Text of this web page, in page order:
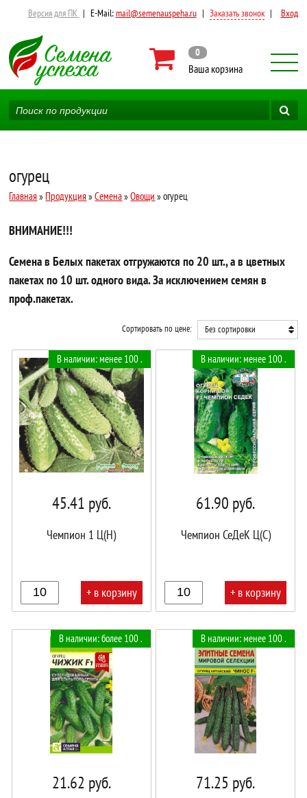
Версия для ПК | E-Mail:mail@semenauspeha.ru | Заказать звонок | Вход
0
Ваша корзина
огурец
Главная » Продукция »Семена»Овощи » огурец
ВНИМАНИЕ!!!
Семена в Белых пакетах отгружаются по 20 шт., а в цветных
пакетах по 10 шт. одного вида. За исключением семян в
проф.пакетах.
Сортировать по цене: Без сортировки
В наличии: менее 100 .
45.41 руб.
Чемпион 1 Ц(Н)
+ в корзину
В наличии: менее 100 .
61.90 руб.
Чемпион СеДеК Ц(С)
+ в корзину
В наличии: более 100 .
21.62 руб.
В наличии: менее 100 .
71.25 руб.